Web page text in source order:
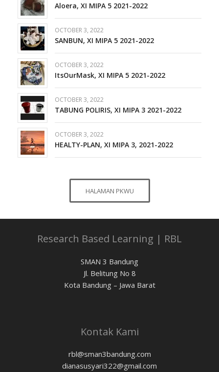
Aloera, XI MIPA 5 2021-2022
OCTOBER 3, 2022
SANBUN, XI MIPA 5 2021-2022
OCTOBER 3, 2022
ItsOurMask, XI MIPA 5 2021-2022
OCTOBER 3, 2022
TABUNG POLIRIS, XI MIPA 3 2021-2022
OCTOBER 3, 2022
HEALTY-PLAN, XI MIPA 3, 2021-2022
HALAMAN PKWU
Research Based Learning | RBL
SMAN 3 Bandung
Jl. Belitung No 8
Kota Bandung – Jawa Barat
Kontak Kami
rbl@sman3bandung.com
dianasusyari322@gmail.com